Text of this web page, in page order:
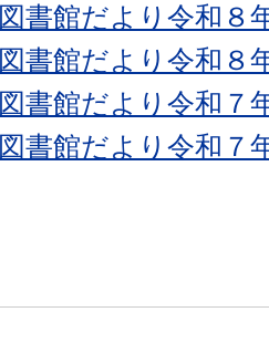
図書館だより令和８
図書館だより令和８
図書館だより令和７
図書館だより令和７